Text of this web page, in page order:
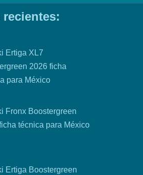
Ertiga XL7
2026 ficha
para México
Fronx Boostergreen
técnica para México
Ertiga Boostergreen